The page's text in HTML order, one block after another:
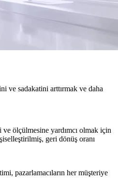
ve sadakatini arttırmak ve daha
ölçülmesine yardımcı olmak için
geri dönüş oranı
pazarlamacıların her müşteriye